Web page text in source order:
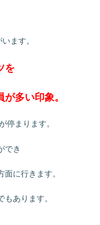
ます。
を
多い印象。
停まります。
でき
に行きます。
あります。